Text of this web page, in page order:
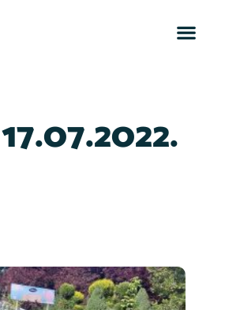
17.07.2022.